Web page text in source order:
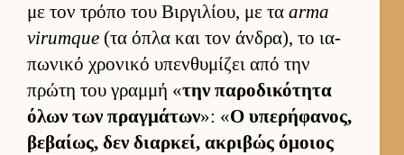
με τον τρόπο του Βιρ­γιλίου, με τα arma
virumque (τα όπλα και τον άν­δρα), το ια­
πωνικό χρονικό υπεν­θυμίζει από την
πρώτη του γραμμή «την παροδικότητα
όλων των πραγ­μάτων»: «Ο υπερήφανος,
βεβαί­ως, δεν διαρ­κεί, ακριβώς όμοιος